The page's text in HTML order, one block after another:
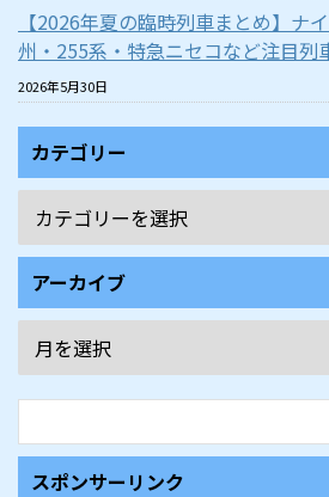
【2026年夏の臨時列車まとめ】ナ
州・255系・特急ニセコなど注目列
2026年5月30日
カテゴリー
アーカイブ
スポンサーリンク